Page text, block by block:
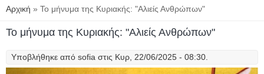
Είστε εδώ
Αρχική » Το μήνυμα της Κυριακής: "Αλιείς Ανθρώπων"
Το μήνυμα της Κυριακής: "Αλιείς Ανθρώπων"
Υποβλήθηκε από sofia στις Κυρ, 22/06/2025 - 08:30.